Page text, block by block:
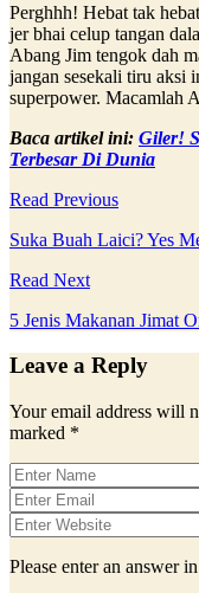
Perghhh! Hebat tak
jer bhai celup tangan
Abang Jim tengok dah
jangan sesekali tiru aksi
superpower. Macamlah
Baca artikel ini: Giler!
Terbesar Di Dunia
Read Previous
Suka Buah Laici? Yes
Read Next
5 Jenis Makanan Jimat
Leave a Reply
Your email address will
marked *
Please enter an answer